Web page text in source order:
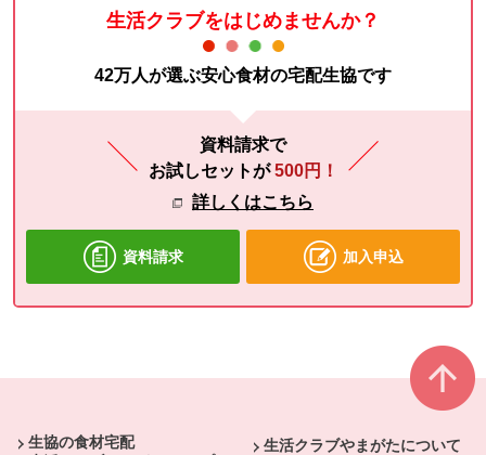
生活クラブをはじめませんか？
42万人が選ぶ安心食材の宅配生協です
資料請求で
お試しセットが500円！
詳しくはこちら
資料請求 加入申込
生協の食材宅配
生活クラブやまがたについて